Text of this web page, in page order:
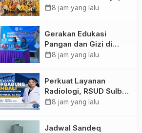
Anjungan Provinsi
Bersama Sky World
TMII
calendar_month8 jam yang lalu
Gerakan Edukasi
Pangan dan Gizi di
Mamasa: Tingkatkan
dalam Pemenuhan Gizi
calendar_month8 jam yang lalu
Perkuat Layanan
Radiologi, RSUD Sulbar
Sambut Kembali dr. Iis
calendar_month8 jam yang lalu
Jadwal Sandeq